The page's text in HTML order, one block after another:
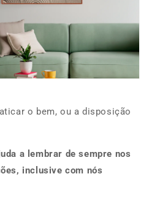
o bem, ou a disposição
a lembrar de sempre nos
inclusive com nós